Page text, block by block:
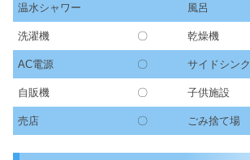
温水シャワー 風呂
洗濯機 〇 乾燥機
AC電源 〇 サイドシンク
自販機 〇 子供施設
売店 〇 ごみ捨て場